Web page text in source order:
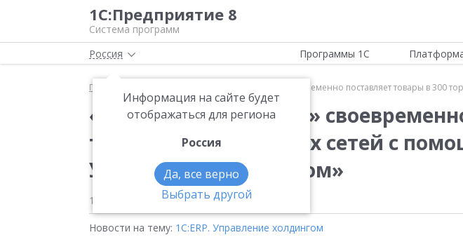
1С:Предприятие 8
Система программ
Россия
Информация на сайте будет
отображаться для региона
Россия
Да, все верно
Выбрать другой
Программы 1С
Главная «Мистраль Трейдинг» своевременно поставляет товары в 300
«Мистраль Трейдинг»
товары в 300 торговых сетей с
Управление холдингом»
10.08.2021
Новости на тему: 1С:ERP. Управление холдингом